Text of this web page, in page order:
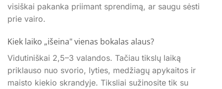
visiškai pakanka priimant sprendimą, ar saugu sėsti
prie vairo.
Kiek laiko „išeina" vienas bokalas alaus?
Vidutiniškai 2,5–3 valandos. Tačiau tikslų laiką
priklauso nuo svorio, lyties, medžiagų apykaitos ir
maisto kiekio skrandyje. Tiksliai sužinosite tik su